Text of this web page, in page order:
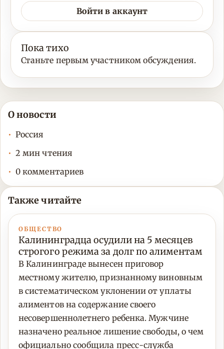
Войти в аккаунт
Пока тихо
Станьте первым участником обсуждения.
О новости
Россия
2 мин чтения
0 комментариев
Также читайте
ОБЩЕСТВО
Калининградца осудили на 5 месяцев
строгого режима за долг по алиментам
В Калининграде вынесен приговор
местному жителю, признанному виновным
в систематическом уклонении от уплаты
алиментов на содержание своего
несовершеннолетнего ребенка. Мужчине
назначено реальное лишение свободы, о чем
официально сообщила пресс-служба